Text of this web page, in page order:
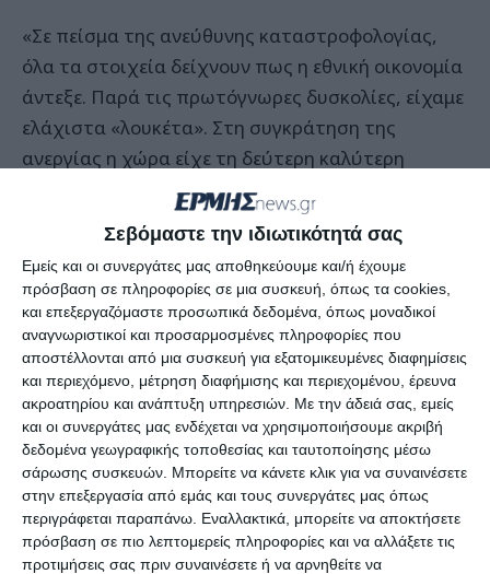
Σεβόμαστε την ιδιωτικότητά σας
Εμείς και οι συνεργάτες μας αποθηκεύουμε και/ή έχουμε
πρόσβαση σε πληροφορίες σε μια συσκευή, όπως τα cookies,
και επεξεργαζόμαστε προσωπικά δεδομένα, όπως μοναδικοί
αναγνωριστικοί και προσαρμοσμένες πληροφορίες που
αποστέλλονται από μια συσκευή για εξατομικευμένες διαφημίσεις
και περιεχόμενο, μέτρηση διαφήμισης και περιεχομένου, έρευνα
ακροατηρίου και ανάπτυξη υπηρεσιών. Με την άδειά σας, εμείς
και οι συνεργάτες μας ενδέχεται να χρησιμοποιήσουμε ακριβή
δεδομένα γεωγραφικής τοποθεσίας και ταυτοποίησης μέσω
σάρωσης συσκευών. Μπορείτε να κάνετε κλικ για να συναινέσετε
στην επεξεργασία από εμάς και τους συνεργάτες μας όπως
περιγράφεται παραπάνω. Εναλλακτικά, μπορείτε να αποκτήσετε
πρόσβαση σε πιο λεπτομερείς πληροφορίες και να αλλάξετε τις
προτιμήσεις σας πριν συναινέσετε ή να αρνηθείτε να
«Σε πείσμα της ανεύθυνης καταστροφολογίας,
όλα τα στοιχεία δείχνουν πως η εθνική οικονομία
άντεξε. Παρά τις πρωτόγνωρες δυσκολίες, είχαμε
ελάχιστα «λουκέτα». Στη συγκράτηση της
ανεργίας η χώρα είχε τη δεύτερη καλύτερη
επίδοση στην Ευρώπη. Και η ύφεση περιορίστηκε
στο 8,2%, κόντρα στις μίζερες προβλέψεις της
αντιπολίτευσης. Στόχος μας, τώρα, είναι ο
κόσμος της παραγωγής να μείνει όρθιος μέχρι το
τέλος της δοκιμασίας. Κάνοντας, έτσι, πιο
σίγουρα τα πρώτα του βήματα στην επόμενη
μέρα.
Σήμερα, λοιπόν, μπορώ να ανακοινώσω μία νέα
δέσμη μέτρων τόνωσης τα οποία θα
ανακουφίσουν περισσότερες από 500.000
επιχειρήσεις, ελεύθερους επαγγελματίες και
εκατομμύρια εργαζόμενους», υπογραμμίζει.